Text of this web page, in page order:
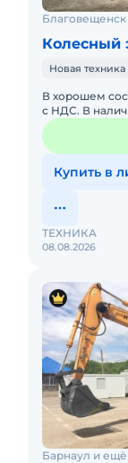
Колесный
Новая техника
В хорошем
с НДС. В
вложений.
эксплуатации.
Купить в
08.08.2026
ТЕХНИКА
Барнаул и